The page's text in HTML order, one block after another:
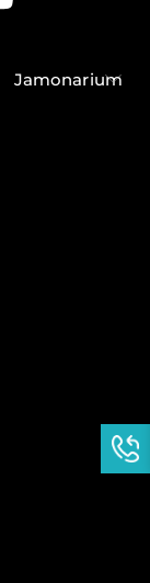
Jamonarium